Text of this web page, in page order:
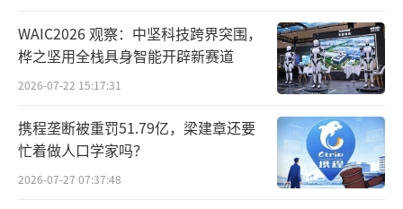
WAIC2026 观察：中坚科技跨界突围，
桦之坚用全栈具身智能开辟新赛道
2026-07-22 15:17:31
携程垄断被重罚51.79亿，梁建章还要
忙着做人口学家吗？
2026-07-27 07:37:48